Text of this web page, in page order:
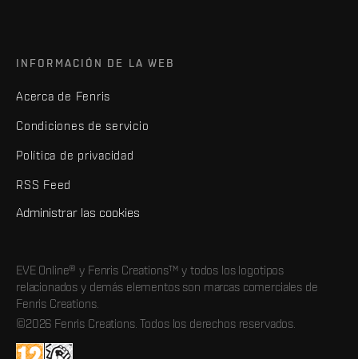
INFORMACIÓN DE LA WEB
Acerca de Fenris
Condiciones de servicio
Política de privacidad
RSS Feed
Administrar las cookies
EVE Online® y Fenris Creations™ y todos los logotipos
relacionados y demás elementos son marcas comerciales de
Fenris Creations.
©2026 Fenris Creations. Todos los derechos reservados.